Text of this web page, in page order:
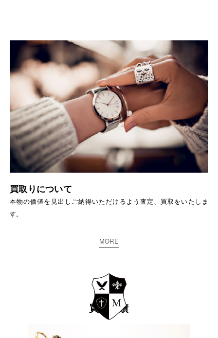
買取りについて
本物の価値を見出しご納得いただけるよう査定、買取をいたしま
す。
MORE
買取実績